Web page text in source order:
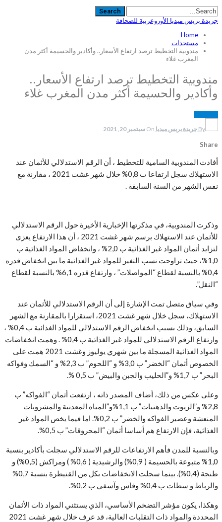
جريدة بريس ميديا الأوروعربية للصحافة
Home
مستجدات
مندوبية التخطيط ترصد ارتفاع الأسعار.. وأكادير والحسيمة أكثر مدن
المغرب غلاء
مندوبية التخطيط ترصد ارتفاع الأسعار..
وأكادير والحسيمة أكثر مدن المغرب غلاء
By جريدة بريس ميديا On سبتمبر 20, 2021
Share
أفادت المندوبية السامية للتخطيط ، أن الرقم الاستدلالي للأثمان عند
الاستهلاك سجل ارتفاعا ب 0,8% خلال شهر غشت 2021 ، مقارنة مع
نفس الشهر من السنة السابقة .
وذكرت المندوبية، في مذكرتها الإخبارية الأخيرة حول الرقم الاستدلالي
للأثمان عند الاستهلاك برسم شهر غشت 2021 ، أن هذا الارتفاع يعزى
لتزايد أثمان المواد غير الغذائية ب 2,0% ، وانخفاض المواد الغذائية ب
1,0%، حيث تراوحت نسب التغير للمواد غير الغذائية ما بين انخفاض قدره
0,4% بالنسبة لقطاع “المواصلات” ، وارتفاع قدره 6,1% بالنسبة لقطاع
“النقل”.
وفي سياق متصل تمت الإشارة إلى أن الرقم الاستدلالي للأثمان عند
الاستهلاك، سجل خلال شهر غشت 2021، استقرارا بالمقارنة مع الشهر
السابق، وذلك بسبب انخفاض الرقم الاستدلالي للمواد الغذائية ب 0,4% ،
وارتفاع الرقم الاستدلالي للمواد غير الغذائية ب 0,4% . وهمت انخفاضات
المواد الغذائية المسجلة ما بين شهري يوليوز وغشت 2021 همت على
الخصوص أثمان “الخضر” ب 3,0% و “اللحوم” ب 2,3% و “السمك وفواكه
البحر” ب 1,7% و”الحليب والجبن والبيض” ب 0,5 %.
وعلى عكس من ذلك، أضاف المصدر ذاته ، ارتفعت أثمان “الفواكه” ب
2,8% و”الزيوت والذهنيات” ب 1,1%و”المياه المعدنية والمشروبات
المنعشة وعصير الفواكه والخضر” ب 0,2%. اما فيما يخص المواد غير
الغذائية، فإن الارتفاع هم أساسا أثمان “المحروقات” ب 0,5%.
وبالنسبة للمدن فأهم الارتفاعات للرقم الاستدلالي سجلت بأكادير بنسبة
1,0% متبوعة بالحسيمة ( 0,9%) والرشيدية ( 0,6% ) ومراكش (0,5%) و
طنجة (0,4%). بينما سجلت الانخفاضات بكل من القنيطرة بنسبة 0,7%
والرباط و سطات ب 0,4% وفاس وآسفي ب 0,2%.
وهكذا، يكون مؤشر التضخم الأساسي، الذي يستثني المواد ذات الأثمان
المحددة والمواد ذات التقلبات العالية، قد عرف خلال شهر غشت 2021